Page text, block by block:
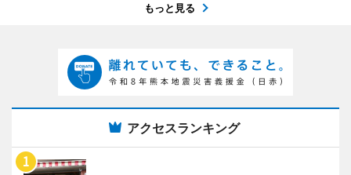
もっと見る
アクセスランキング